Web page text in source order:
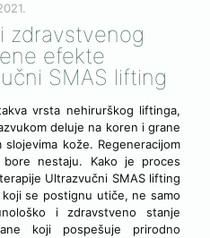
zdravstvenog
efekte
SMAS lifting
vrsta nehirurškog liftinga,
deluje na koren i grane
kože. Regeneracijom
nestaju. Kako je proces
Ultrazvučni SMAS lifting
se postignu utiče, ne samo
i zdravstveno stanje
koji pospešuje prirodno